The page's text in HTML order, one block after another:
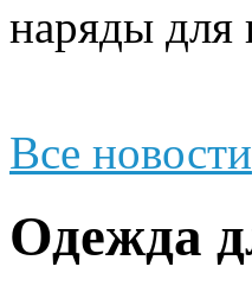
наряды для
Все новости
Одежда